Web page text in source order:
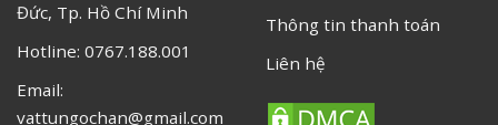
Đức, Tp. Hồ Chí Minh
Hotline: 0767.188.001
Email:
vattungochan@gmail.com
Thông tin thanh toán
Liên hệ